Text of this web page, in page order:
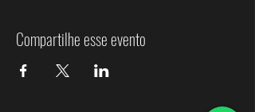
Compartilhe esse evento